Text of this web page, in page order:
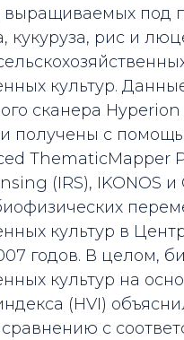
выращиваемых
кукуруза, рис и
культур.
сканера
получены с
ThematicMapper
(IRS), IKONOS
культур в
годов. В целом,
культур на
(HVI)
сравнению с